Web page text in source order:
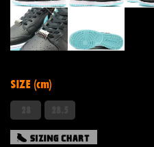
SIZE (cm)